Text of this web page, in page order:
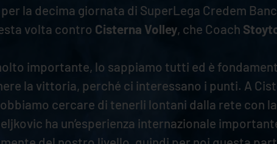
la decima giornata di SuperLega Credem
volta contro Cisterna Volley, che Coach
importante, lo sappiamo tutti ed è
la vittoria, perché ci interessano i punti. A
cercare di tenerli lontani dalla rete con
ha un’esperienza internazionale